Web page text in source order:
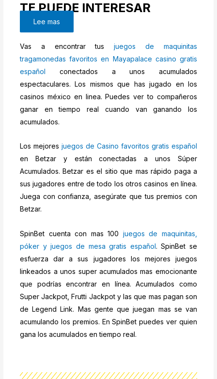
TE PUEDE INTERESAR
Lee mas
Vas a encontrar tusjuegos de maquinitas
tragamonedas favoritos en Mayapalace casino gratis
español conectados a unos acumulados
espectaculares. Los mismos que has jugado en los
casinos méxico en linea. Puedes ver to compañeros
ganar en tiempo real cuando van ganando los
acumulados.
Los mejoresjuegos de Casino favoritos gratis español
en Betzar y están conectadas a unos Súper
Acumulados. Betzar es el sitio que mas rápido paga a
sus jugadores entre de todo los otros casinos en línea.
Juega con confianza, asegúrate que tus premios con
Betzar.
SpinBet cuenta con mas 100 juegos de maquinitas,
póker y juegos de mesa gratis español. SpinBet se
esfuerza dar a sus jugadores los mejores juegos
linkeados a unos super acumulados mas emocionante
que podrías encontrar en línea. Acumulados como
Super Jackpot, Frutti Jackpot y las que mas pagan son
de Legend Link. Mas gente que juegan mas se van
acumulando los premios. En SpinBet puedes ver quien
gana los acumulados en tiempo real.